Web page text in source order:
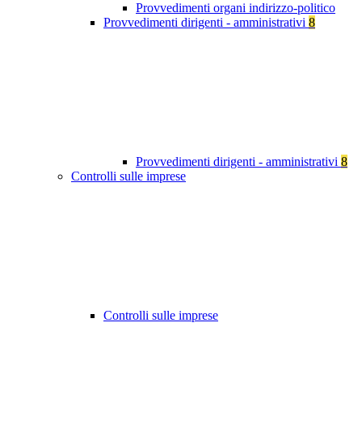
Provvedimenti organi indirizzo-politico
Provvedimenti dirigenti - amministrativi 8
Provvedimenti dirigenti - amministrativi 8
Controlli sulle imprese
Controlli sulle imprese